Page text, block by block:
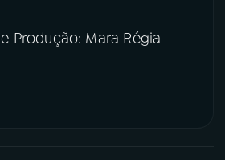
Produção: Mara Régia